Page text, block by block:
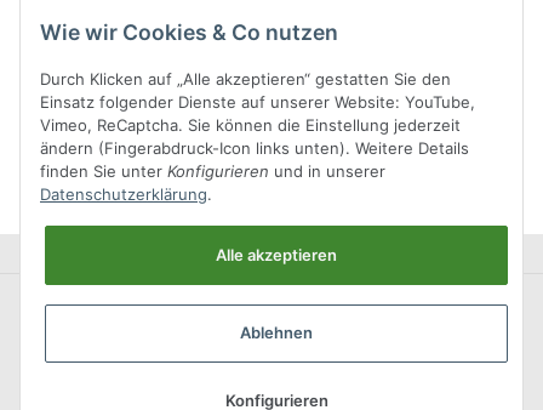
* Alle Preise inkl. gesetzlicher USt., zzgl.
Wie wir Cookies & Co nutzen
Durch Klicken auf „Alle akzeptieren“ gestatten Sie den
Einsatz folgender Dienste auf unserer Website: YouTube,
Vimeo, ReCaptcha. Sie können die Einstellung jederzeit
ändern (Fingerabdruck-Icon links unten). Weitere Details
finden Sie unter Konfigurieren und in unserer
Datenschutzerklärung.
Alle akzeptieren
Ablehnen
Konfigurieren